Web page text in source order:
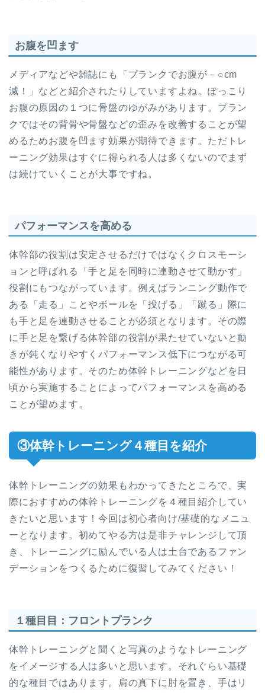
お腹を凹ます
メディアなどや雑誌にも「プランクでお腹が－○cm
減！」などと紹介されたりしていますよね。ぽっこり
お腹の原因の１つに骨盤のゆがみがあります。プラン
クではその背骨や骨盤などの歪みを改善することが望
めるためお腹を凹ます効果が期待できます。ただトレ
ーニング効果はすぐに得られる人は多くないのでまず
は続けていくことが大事ですね。
パフォーマンスを高める
体幹部の役割は安定させるだけではなくクロスモーシ
ョンと呼ばれる「手と足を同時に連動させて動かす」
役割にもつながっています。例えばランニング動作で
ある「走る」ことやボールを「投げる」「蹴る」際に
も手と足を連動させることが必須となります。その際
に手と足を繋げる体幹部の役割が果たせていないと動
きが鈍くなりやすくパフォーマンス低下につながる可
能性があります。そのため体幹トレーニングなどを日
頃から実施することによってパフォーマンスを高める
ことが望めます。
③体幹トレーニング４種目を紹介
体幹トレーニングの効果もわかってきたところで、実
際におすすめの体幹トレーニングを４種目紹介してい
きたいと思います！今回は初心者向け/基礎的なメニュ
ーとなります。初めてやる方は是非チャレンジして頂
き、トレーニングに励んでいる人は土台であるファン
デーションをつくるために復習してみてください！
１種目目：フロントプランク
体幹トレーニングと聞くと写真のようなトレーニング
をイメージする人は多いと思います。それぐらい基礎
的な種目ではあります。肩の真下に肘を置き、手はリ